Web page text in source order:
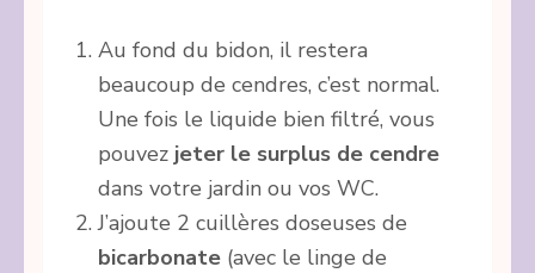
Au fond du bidon, il restera
beaucoup de cendres, c’est normal.
Une fois le liquide bien filtré, vous
pouvez jeter le surplus de cendre
dans votre jardin ou vos WC.
J’ajoute 2 cuillères doseuses de
bicarbonate (avec le linge de